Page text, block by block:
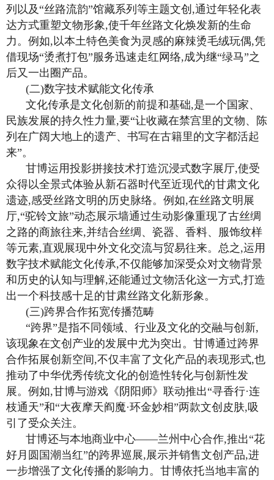
列以及“丝路流韵”馆藏系列等主题文创,通过年轻化表
达方式重塑文物形象,使千年丝路文化焕发新的生命
力。例如,以本土特色美食为灵感的麻辣烫毛绒玩偶,凭
借现场“烫煮打包”服务迅速走红网络,成为继“绿马”之
后又一出圈产品。
(二)数字技术赋能文化传承
文化传承是文化创新的前提和基础,是一个国家、
民族发展的持久性力量,要“让收藏在禁宫里的文物、陈
列在广阔大地上的遗产、书写在古籍里的文字都活起
来”。
甘博运用投影拼接技术打造沉浸式数字展厅,使受
众得以全景式体验从新石器时代至近现代的甘肃文化
遗迹,感受丝路文明的历史脉络。例如,在丝路文明展
厅,“驼铃文旅”动态展示墙通过生动影像重现了古丝绸
之路的商旅往来,并结合丝绸、瓷器、香料、服饰纹样
等元素,直观展现中外文化交流与贸易往来。总之,运用
数字技术赋能文化传承,不仅能够加深受众对文物背景
和历史的认知与理解,还能通过文物活化这一方式,打造
出一个科技感十足的甘肃丝路文化新形象。
(三)跨界合作拓宽传播范畴
“跨界”是指不同领域、行业及文化的交融与创新,
该现象在文创产业的发展中尤为突出。甘博通过跨界
合作拓展创新空间,不仅丰富了文化产品的表现形式,也
推动了中华优秀传统文化的创造性转化与创新性发
展。例如,甘博与游戏《阴阳师》联动推出“寻香行·连
枝通天”和“大夜摩天阎魔·环金妙相”两款文创皮肤,吸
引了受众关注。
甘博还与本地商业中心——兰州中心合作,推出“花
好月圆国潮当红”的跨界巡展,展示并销售文创产品,进
一步增强了文化传播的影响力。甘博依托当地丰富的